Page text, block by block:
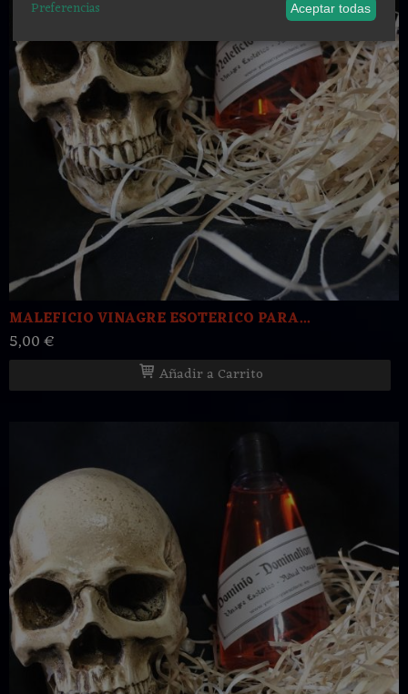
MALEFICIO VINAGRE ESOTERICO PARA...
5,00 €
Añadir a Carrito
Preferencias Aceptar todas